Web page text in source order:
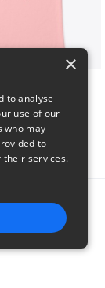
×
to analyse
use of our
who may
to
their services.